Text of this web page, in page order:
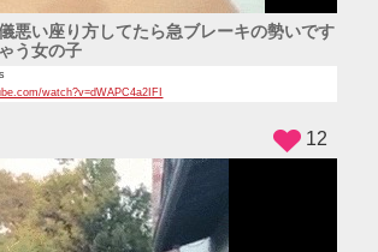
悪い座り方してたら急ブレーキの勢いです
う女の子
watch?v=dWAPC4a2IFI
12